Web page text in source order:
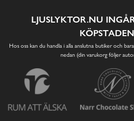
LJUSLYKTOR.NU
Hos oss kan du handla i alla anslutna butiker och
nedan (din varukorg följer